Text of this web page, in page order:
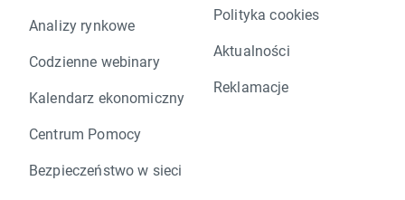
Analizy rynkowe
Codzienne webinary
Kalendarz ekonomiczny
Centrum Pomocy
Bezpieczeństwo w sieci
Polityka cookies
Aktualności
Reklamacje